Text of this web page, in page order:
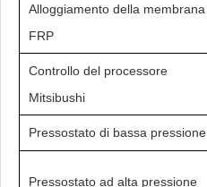
Alloggiamento della membrana
FRP
Controllo del processore
Mitsibushi
Pressostato di bassa pressione
Pressostato ad alta pressione